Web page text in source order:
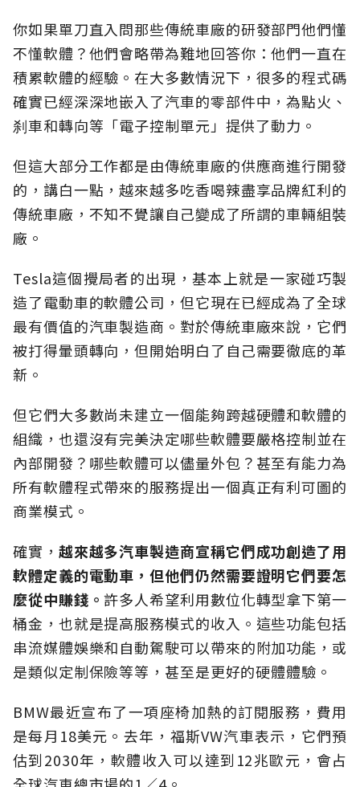
你如果單刀直入問那些傳統車廠的研發部門他們懂
不懂軟體？他們會略帶為難地回答你：他們一直在
積累軟體的經驗。在大多數情況下，很多的程式碼
確實已經深深地嵌入了汽車的零部件中，為點火、
刹車和轉向等「電子控制單元」提供了動力。
但這大部分工作都是由傳統車廠的供應商進行開發
的，講白一點，越來越多吃香喝辣盡享品牌紅利的
傳統車廠，不知不覺讓自己變成了所謂的車輛組裝
廠。
Tesla這個攪局者的出現，基本上就是一家碰巧製
造了電動車的軟體公司，但它現在已經成為了全球
最有價值的汽車製造商。對於傳統車廠來說，它們
被打得暈頭轉向，但開始明白了自己需要徹底的革
新。
但它們大多數尚未建立一個能夠跨越硬體和軟體的
組織，也還沒有完美決定哪些軟體要嚴格控制並在
內部開發？哪些軟體可以儘量外包？甚至有能力為
所有軟體程式帶來的服務提出一個真正有利可圖的
商業模式。
確實， 越來越多汽車製造商宣稱它們成功創造了用
軟體定義的電動車，但他們仍然需要證明它們要怎
麼從中賺錢。許多人希望利用數位化轉型拿下第一
桶金，也就是提高服務模式的收入。這些功能包括
串流媒體娛樂和自動駕駛可以帶來的附加功能，或
是類似定制保險等等，甚至是更好的硬體體驗。
BMW最近宣布了一項座椅加熱的訂閱服務，費用
是每月18美元。去年，福斯VW汽車表示，它們預
估到2030年，軟體收入可以達到12兆歐元，會占